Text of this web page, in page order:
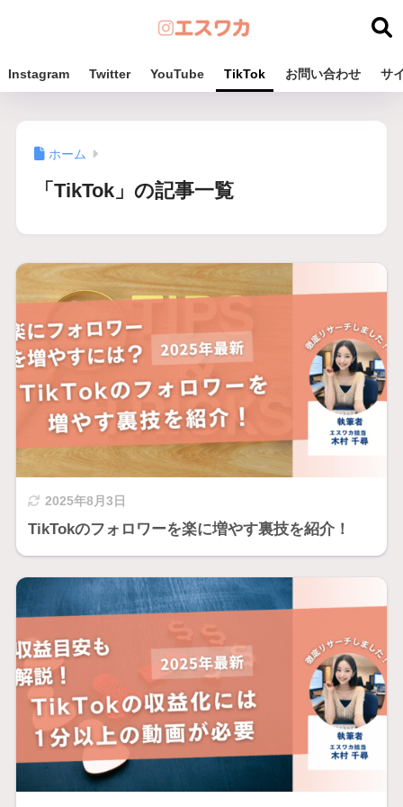
Instagram Twitter YouTube TikTok お問い合わせ サ
ホーム
「TikTok」の記事一覧
2025年8月3日
TikTokのフォロワーを楽に増やす裏技を紹介！